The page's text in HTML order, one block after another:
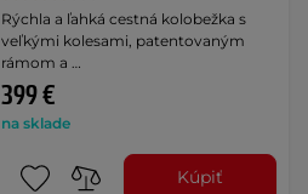
Rýchla a ľahká cestná kolobežka s
veľkými kolesami, patentovaným
rámom a …
399 €
na sklade
Kúpiť